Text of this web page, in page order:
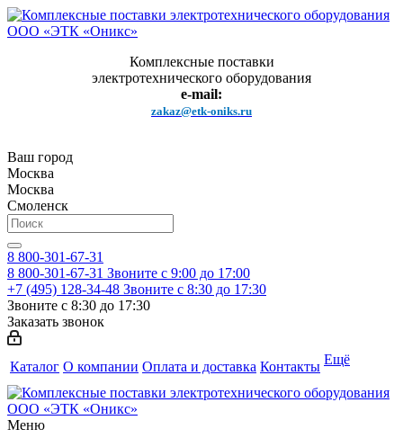
Комплексные поставки
электротехнического оборудования
e-mail:
zakaz@etk-oniks.ru
Ваш город
Москва
Москва
Смоленск
8 800-301-67-31
8 800-301-67-31 Звоните с 9:00 до 17:00
+7 (495) 128-34-48 Звоните с 8:30 до 17:30
Звоните с 8:30 до 17:30
Заказать звонок
Каталог О компании Оплата и доставка Контакты Ещё
Меню